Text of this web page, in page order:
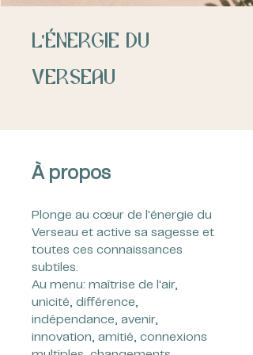
L'énergie du
Verseau
À propos
Plonge au cœur de l'énergie du
Verseau et active sa sagesse et
toutes ces connaissances
subtiles.
Au menu: maîtrise de l'air,
unicité, différence,
indépendance, avenir,
innovation, amitié, connexions